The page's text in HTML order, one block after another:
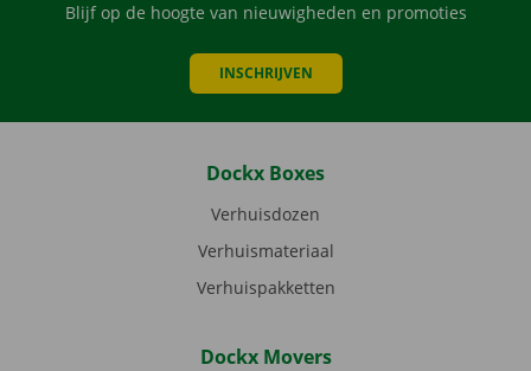
Blijf op de hoogte van nieuwigheden en promoties
INSCHRIJVEN
Dockx Boxes
Verhuisdozen
Verhuismateriaal
Verhuispakketten
Dockx Movers